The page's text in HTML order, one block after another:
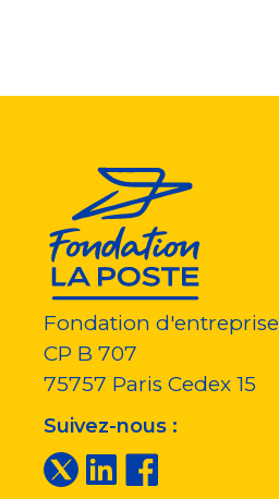
Fondation d'entreprise
CP B 707
75757 Paris Cedex 15
Suivez-nous :